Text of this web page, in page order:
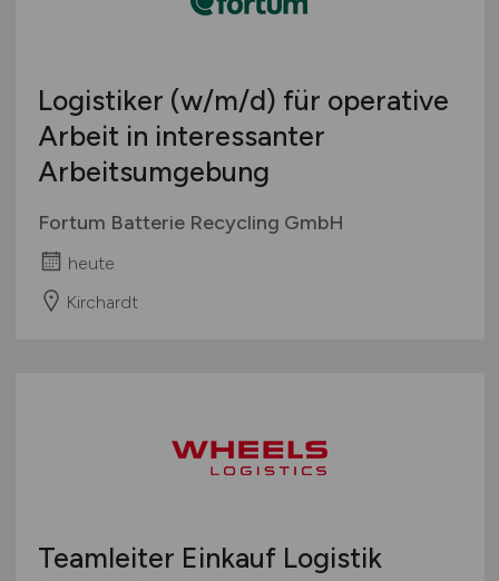
Logistiker (w/m/d) für operative
Arbeit in interessanter
Arbeitsumgebung
Fortum Batterie Recycling GmbH
heute
Kirchardt
Teamleiter Einkauf Logistik